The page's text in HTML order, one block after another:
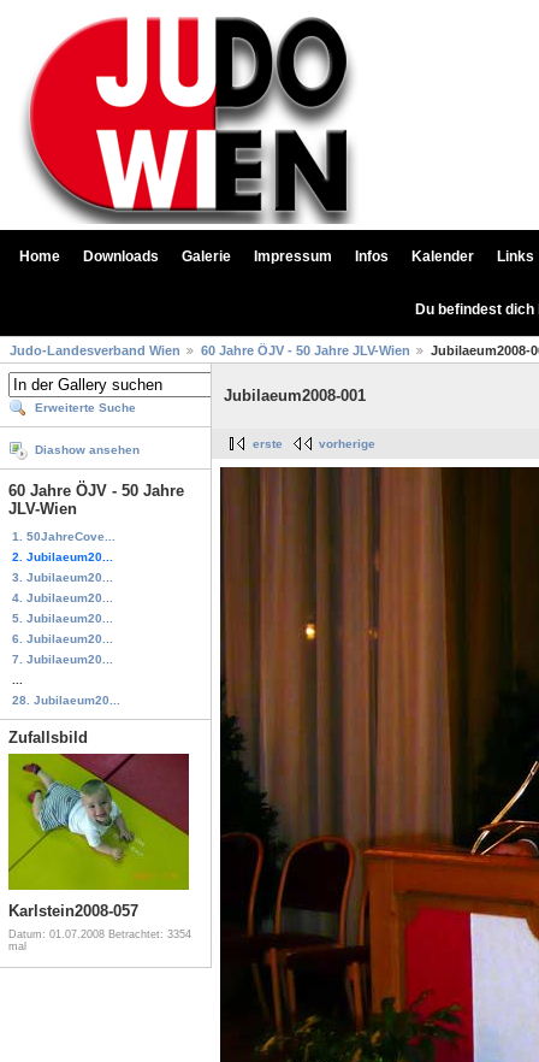
Home Downloads Galerie Impressum Infos Kalender Links
Du befindest
Judo-Landesverband Wien 60 Jahre ÖJV - 50 Jahre JLV-Wien Jubilaeum2008-
Erweiterte Suche
Diashow ansehen
60 Jahre ÖJV - 50 Jahre
JLV-Wien
1. 50JahreCove...
2. Jubilaeum20...
3. Jubilaeum20...
4. Jubilaeum20...
5. Jubilaeum20...
6. Jubilaeum20...
7. Jubilaeum20...
28. Jubilaeum20...
Zufallsbild
Karlstein2008-057
Datum: 01.07.2008 Betrachtet: 3354
mal
Jubilaeum2008-001
erste vorherige